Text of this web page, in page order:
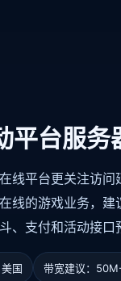
平台服务
线平台更关注访
线的游戏业务，
、支付和活动接口
国 带宽建议：